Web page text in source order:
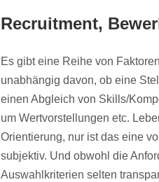
Recruitment,
Es gibt eine Reihe von
unabhängig davon, ob eine
einen Abgleich von Skills/
um Wertvorstellungen etc.
Orientierung, nur ist das eine
subjektiv. Und obwohl die
Auswahlkriterien selten